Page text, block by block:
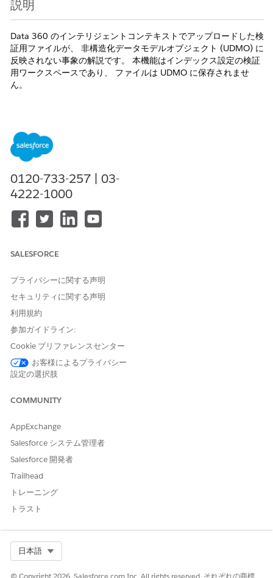
説明
Data 360 のインテリジェントコンテキストでアップロードした検
証用ファイルが、 非構造化データモデルオブジェクト (UDMO) に
反映されない事象の解説です。 本機能はインデックス設定の検証
用ワークスペースであり、 ファイルは UDMO に保存されませ
ん。
概要と原因
イルは、 非構造化データモデルオブジェクト (UDMO) には格納さ
れません。
インテリジェントコンテキストはインデックス設定を検証するた
めのワークスペースであり、 アップロードしたサンプルファイル
ンテキストを [公開] した後に検索インデックスの対象となるの
です。
る手順
タモデルオブジェクト (UDMO) に直接ファイルをアップロードし
てください。
合は、 Agentforce データライブラリ経由でファイルを再アップ
ナレッジ記事番号
005388200
0120-733-257 | 03-
4222-1000
SALESFORCE
プライバシーに関する声明
セキュリティに関する声明
利用規約
参加ガイドライン:
Cookie プリファレンスセンター
お客様によるプライバシー
設定の選択肢
COMMUNITY
AppExchange
Salesforce システム管理者
Salesforce 開発者
Trailhead
トレーニング
トラスト
日本語
© Copyright 2026, Salesforce.com Inc. All rights reserved. それぞれの商標